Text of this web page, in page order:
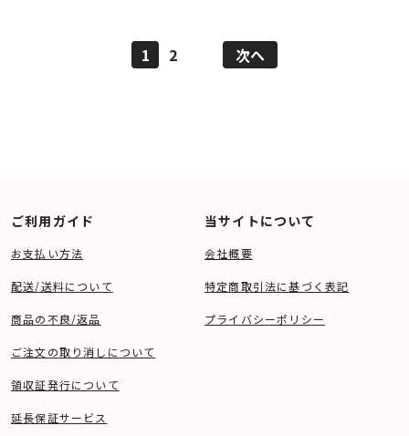
1 2 次へ
ご利用ガイド
お支払い方法
配送/送料について
商品の不良/返品
ご注文の取り消しについて
領収証発行について
延長保証サービス
当サイトについて
会社概要
特定商取引法に基づく表記
プライバシーポリシー